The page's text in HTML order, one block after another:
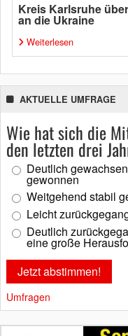
Kreis Karlsruhe
an die Ukraine
Weiterlesen
AKTUELLE UMFRAGE
Wie hat sich die
den letzten drei
Deutlich
gewonnen
Weitgehend stabil
Leicht
Deutlich
eine große
Umfragen